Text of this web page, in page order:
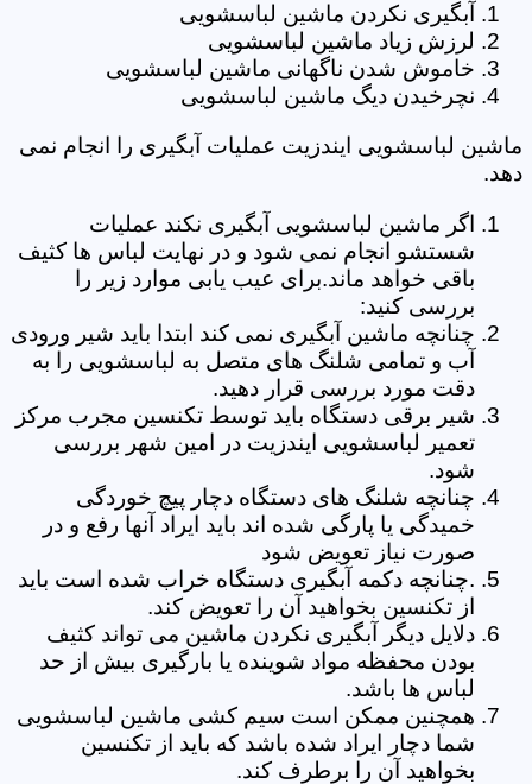
آبگیری نکردن ماشین لباسشویی
لرزش زیاد ماشین لباسشویی
خاموش شدن ناگهانی ماشین لباسشویی
نچرخیدن دیگ ماشین لباسشویی
ماشین لباسشویی ایندزیت عملیات آبگیری را انجام نمی
دهد.
اگر ماشین لباسشویی آبگیری نکند عملیات
شستشو انجام نمی شود و در نهایت لباس ها کثیف
باقی خواهد ماند.برای عیب یابی موارد زیر را
بررسی کنید:
چنانچه ماشین آبگیری نمی کند ابتدا باید شیر ورودی
آب و تمامی شلنگ های متصل به لباسشویی را به
دقت مورد بررسی قرار دهید.
شیر برقی دستگاه باید توسط تکنسین مجرب مرکز
تعمیر لباسشویی ایندزیت در امین شهر بررسی
شود.
چنانچه شلنگ های دستگاه دچار پیچ خوردگی
خمیدگی یا پارگی شده اند باید ایراد آنها رفع و در
صورت نیاز تعویض شود
.چنانچه دکمه آبگیری دستگاه خراب شده است باید
از تکنسین بخواهید آن را تعویض کند.
دلایل دیگر آبگیری نکردن ماشین می تواند کثیف
بودن محفظه مواد شوینده یا بارگیری بیش از حد
لباس ها باشد.
همچنین ممکن است سیم کشی ماشین لباسشویی
شما دچار ایراد شده باشد که باید از تکنسین
بخواهید آن را برطرف کند.